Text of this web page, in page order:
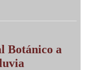
Botánico a